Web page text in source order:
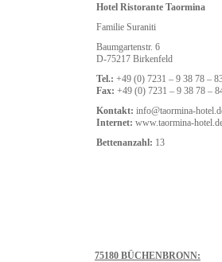
Hotel Ristorante Taormina
Familie Suraniti
Baumgartenstr. 6
D-75217 Birkenfeld
Tel.: +49 (0) 7231 – 9 38 78 –
Fax: +49 (0) 7231 – 9 38 78 –
Kontakt: info@taormina-
Internet: www.taormina-
Bettenanzahl: 13
75180 BÜCHENBRONN: